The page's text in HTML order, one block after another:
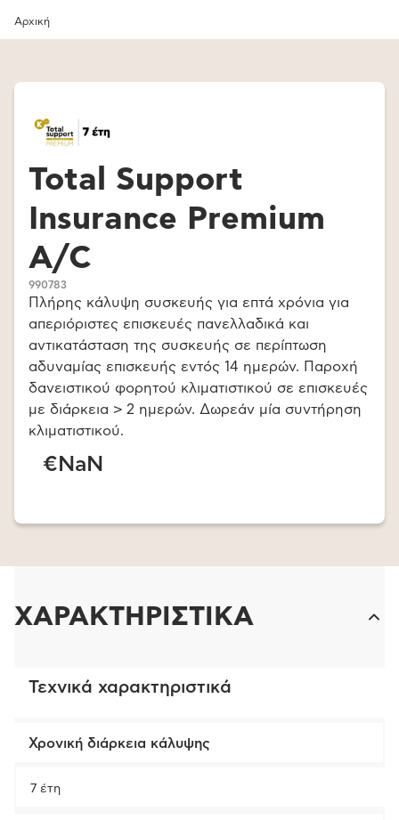
Αρχική
Total Support
Insurance Premium
A/C
990783
Πλήρης κάλυψη συσκευής για επτά χρόνια για
απεριόριστες επισκευές πανελλαδικά και
αντικατάσταση της συσκευής σε περίπτωση
αδυναμίας επισκευής εντός 14 ημερών. Παροχή
δανειστικού φορητού κλιματιστικού σε επισκευές
με διάρκεια > 2 ημερών. Δωρεάν μία συντήρηση
κλιματιστικού.
€NaN
ΧΑΡΑΚΤΗΡΙΣΤΙΚΑ
Τεχνικά χαρακτηριστικά
Χρονική διάρκεια κάλυψης
7 έτη